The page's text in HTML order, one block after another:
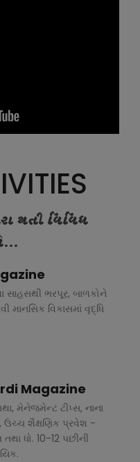
થતી વિવિધ
સાહસથી ભરપૂર, બાળકોને
માનસિક વિકાસમાં વૃદ્ધિ
Magazine
મેનેજમેન્ટ ટીપ્સ, નાના
ઉચ્ચ શૈક્ષણિક પ્રવેશ -
ધો. 10-12 પછીની